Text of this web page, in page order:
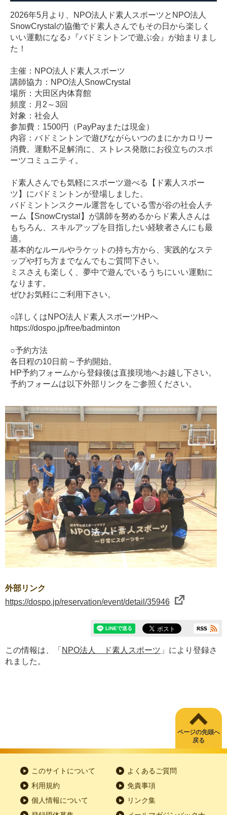
2026年5月より、NPO法人ド素人スポーツとNPO法人
SnowCrystalの協働でド素人さんでもその日から楽しく
いい運動になる♪『バドミントンで遊ぶ会』が始まりまし
た！
主催：NPO法人ド素人スポーツ
講師協力：NPO法人SnowCrystal
場所：大田区内体育館
頻度：月2～3回
対象：社会人
参加費：1500円（PayPayまたは現金）
内容：バドミントンで遊びながらいつのまにかカロリー
消費。運動不足解消に、ストレス発散にお役立ちのスポ
ーツコミュニティ。
ド素人さんでも気軽にスポーツ遊べる【ド素人スポー
ツ】にバドミントンが登場しました。
バドミントンスクール運営をしている雪が谷の社会人チ
ーム【SnowCrystal】が講師を努めるからド素人さんは
もちろん、スキルアップを目指したい経験者さんにも最
適。
基本的なルールやラケットの持ち方から、実践的なステ
ップや打ち方までなんでもご質問下さい。
ミスさえも楽しく、夢中で遊んでいるうちにいい運動に
なります。
ぜひお気軽にご利用下さい。
○詳しくはNPO法人ド素人スポーツHPへ
https://dospo.jp/free/badminton
○予約方法
各日程の10日前～予約開始。
HP予約フォームから登録後は直接現地へお越し下さい。
予約フォームは以下外部リンクをご参照ください。
外部リンク
https://dospo.jp/reservation/event/detail/35946
この情報は、「 NPO法人 ド素人スポーツ 」により登録さ
れました。
ページの先頭へ
戻る
このサイトについて
よくあるご質問
利用規約
免責事項
個人情報について
リンク集